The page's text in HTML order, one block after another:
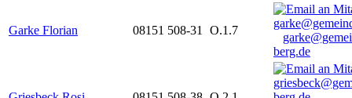
Garke Florian 08151 508-31 O.1.7
berg.de